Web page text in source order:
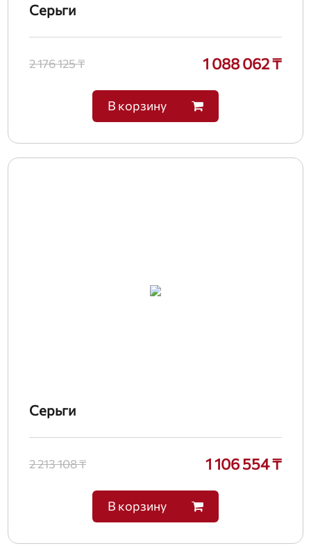
Серьги
2 176 125 ₸ 1 088 062 ₸
В корзину
Серьги
2 213 108 ₸ 1 106 554 ₸
В корзину